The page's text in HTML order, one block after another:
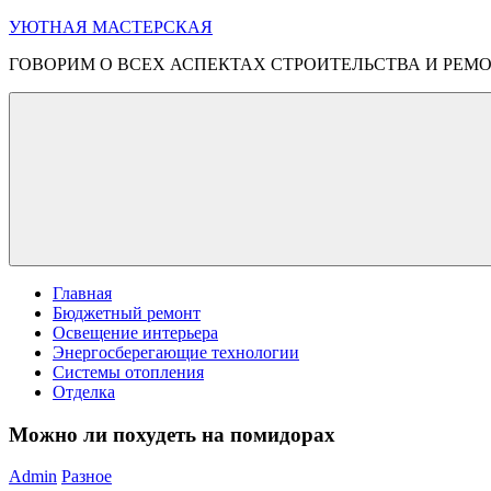
Перейти
содержимому
УЮТНАЯ МАСТЕРСКАЯ
ГОВОРИМ О ВСЕХ АСПЕКТАХ СТРОИТЕЛЬСТВА И
Меню
Главная
Бюджетный ремонт
Освещение интерьера
Энергосберегающие технологии
Системы отопления
Отделка
Можно ли похудеть на помидорах
Admin Разное